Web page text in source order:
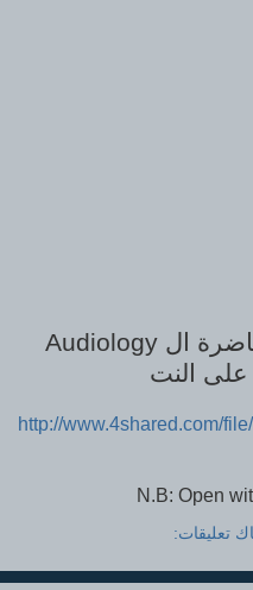
محاضرة ال Audiology
على النت
http://www.4shared.com/
N.B: Open
تعليقات: